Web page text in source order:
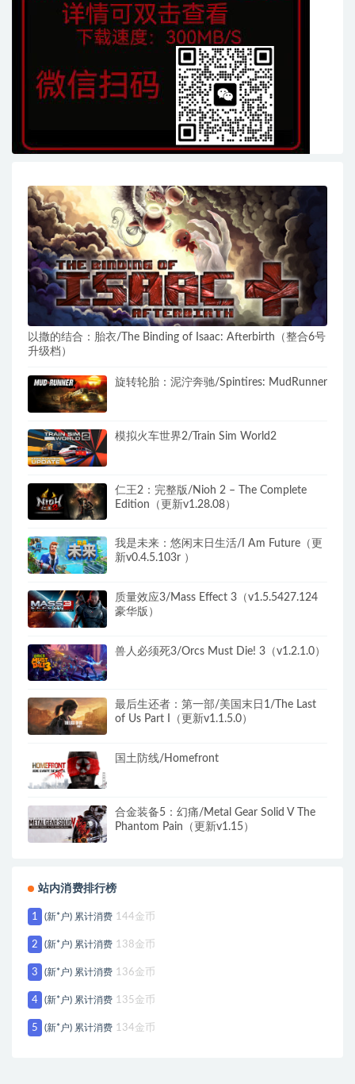
以撒的结合：胎衣/The Binding of Isaac: Afterbirth（整合6号
升级档）
旋转轮胎：泥泞奔驰/Spintires: MudRunner
模拟火车世界2/Train Sim World2
仁王2：完整版/Nioh 2 – The Complete
Edition（更新v1.28.08）
我是未来：悠闲末日生活/I Am Future（更
新v0.4.5.103r ）
质量效应3/Mass Effect 3（v1.5.5427.124
豪华版）
兽人必须死3/Orcs Must Die! 3（v1.2.1.0）
最后生还者：第一部/美国末日1/The Last
of Us Part I（更新v1.1.5.0）
国土防线/Homefront
合金装备5：幻痛/Metal Gear Solid V The
Phantom Pain（更新v1.15）
站内消费排行榜
1 (新*户) 累计消费 144金币
2 (新*户) 累计消费 138金币
3 (新*户) 累计消费 136金币
4 (新*户) 累计消费 135金币
5 (新*户) 累计消费 134金币